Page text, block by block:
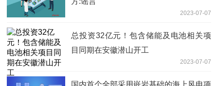
2023-07-07
总投资32亿元！包含储能及电池相关项
目同期在安徽潜山开工
2023-07-07